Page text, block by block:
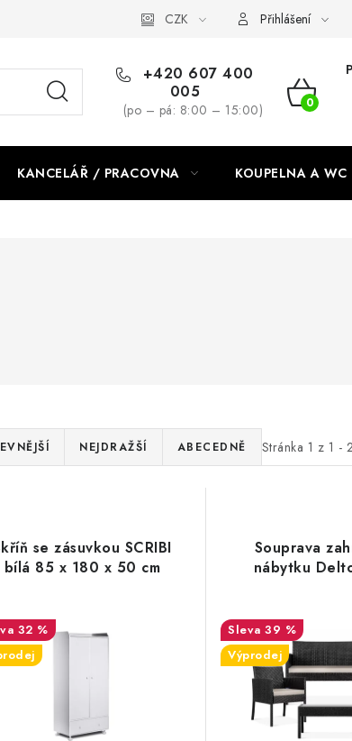
CZK Přihlášení
+420 607 400
005
(po – pá: 8:00 – 15:00)
KANCELÁŘ / PRACOVNA KOUPELNA A WC
Stránka 1 z 1 -
NEJDRAŽŠÍ ABECEDNĚ
se zásuvkou SCRIBI
bílá 85 x 180 x 50 cm
32 %
Souprava
nábytku
39 %
Výprodej